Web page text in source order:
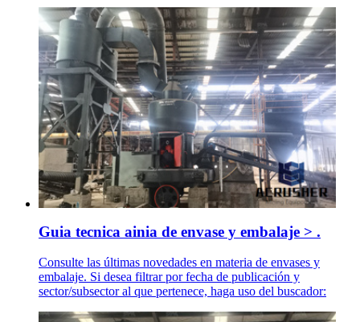
Guia tecnica ainia de envase y embalaje > .
Consulte las últimas novedades en materia de envases y
embalaje. Si desea filtrar por fecha de publicación y
sector/subsector al que pertenece, haga uso del buscador: